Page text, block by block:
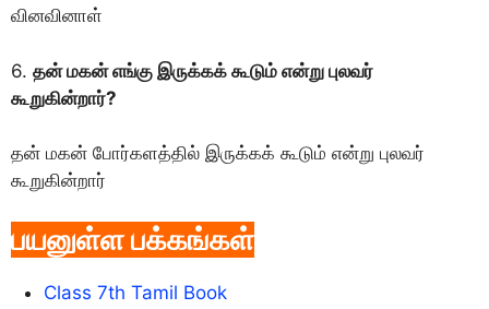
வினவினாள்
6. தன் மகன் எங்கு இருக்கக் கூடும் என்று புலவர்
கூறுகின்றார்?
தன் மகன் போர்களத்தில் இருக்கக் கூடும் என்று புலவர்
கூறுகின்றார்
பயனுள்ள பக்கங்கள்
Class 7th Tamil Book